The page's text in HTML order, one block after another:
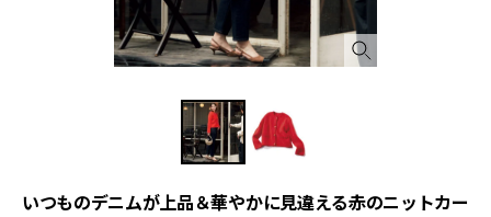
いつものデニムが上品＆華やかに見違える赤のニットカー